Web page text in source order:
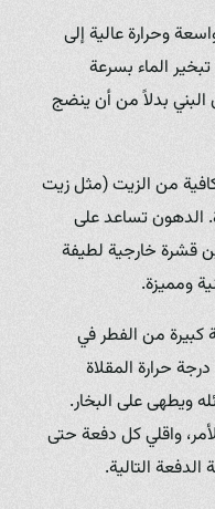
وحرارة عالية إلى
الماء بسرعة
البني بدلاً من أن ينضج
من الزيت (مثل زيت
الدهون تساعد على
قشرة خارجية لطيفة
ومميزة.
من الفطر في
حرارة المقلاة
ويطهى على البخار.
واقلي كل دفعة حتى
التالية.